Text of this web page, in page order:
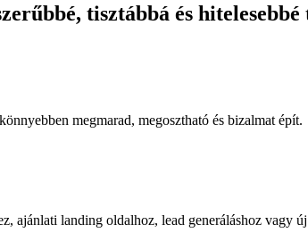
tisztábbá és
megmarad, megosztható és bizalmat épít.
ajánlati landing oldalhoz, lead generáláshoz vagy új